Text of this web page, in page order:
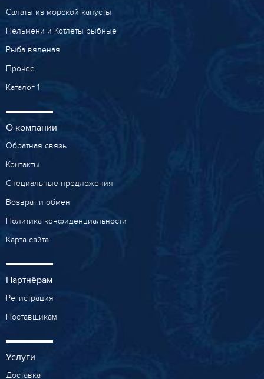
Салаты из морской капусты
Пельмени и Котлеты рыбные
Рыба вяленая
Прочее
Каталог 1
О компании
Обратная связь
Контакты
Специальные предложения
Возврат и обмен
Политика конфиденциальности
Карта сайта
Партнёрам
Регистрация
Поставщикам
Услуги
Доставка